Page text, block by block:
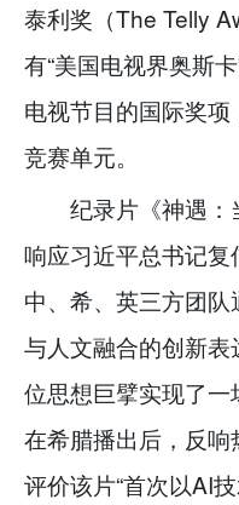
泰利奖（The Telly
有“美国电视界奥斯
电视节目的国际奖
竞赛单元。
纪录片《神遇
响应习近平总书记
中、希、英三方团
与人文融合的创新
位思想巨擘实现了一
在希腊播出后，反
评价该片“首次以AI